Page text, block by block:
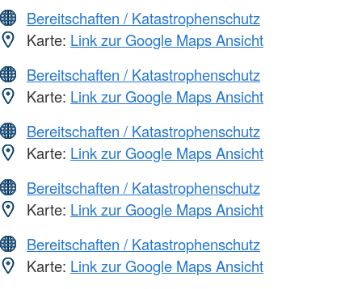
Bereitschaften / Katastrophenschutz
Karte: Link zur Google Maps Ansicht
Bereitschaften / Katastrophenschutz
Karte: Link zur Google Maps Ansicht
Bereitschaften / Katastrophenschutz
Karte: Link zur Google Maps Ansicht
Bereitschaften / Katastrophenschutz
Karte: Link zur Google Maps Ansicht
Bereitschaften / Katastrophenschutz
Karte: Link zur Google Maps Ansicht